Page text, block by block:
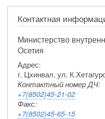
Контактная
Министерство
Осетия
Адрес:
г. Цхинвал, ул.
Контактный номер ДЧ:
+7(8502)45-21-02
Факс:
+7(8502)45-65-15